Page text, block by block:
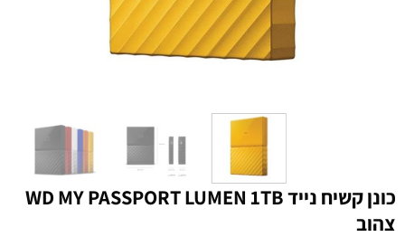
כונן קשיח נייד WD MY PASSPORT LUMEN 1TB
צהוב